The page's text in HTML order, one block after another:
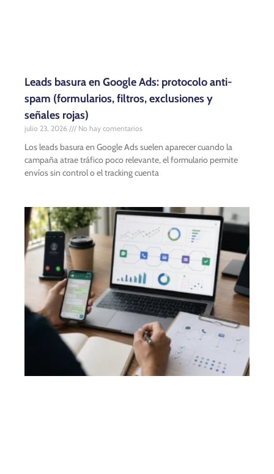
Leads basura en Google Ads: protocolo anti-
spam (formularios, filtros, exclusiones y
señales rojas)
julio 23, 2026 No hay comentarios
Los leads basura en Google Ads suelen aparecer cuando la
campaña atrae tráfico poco relevante, el formulario permite
envíos sin control o el tracking cuenta